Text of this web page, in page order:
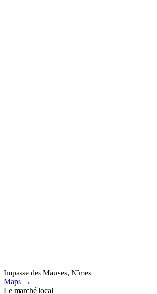
Impasse des Mauves, Nîmes
Maps →
Le marché local